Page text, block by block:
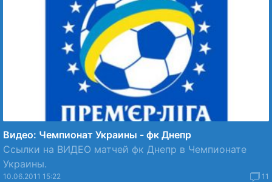
Видео: Чемпионат Украины - фк Днепр
Ссылки на ВИДЕО матчей фк Днепр в Чемпионате
Украины.
10.06.2011 15:22 11